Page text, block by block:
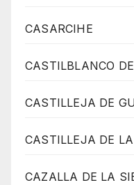
CASARCIHE
CASTILBLANCO
CASTILLEJA DE
CASTILLEJA DE
CAZALLA DE LA